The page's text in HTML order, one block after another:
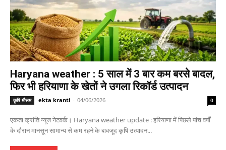
Haryana weather : 5 साल में 3 बार कम बरसे बादल,
फिर भी हरियाणा के खेतों ने उगला रिकॉर्ड उत्पादन
कृषि मौसम ekta kranti - 04/06/2026 0
एकता क्रांति न्यूज नेटवर्क। Haryana weather update : हरियाणा में पिछले पांच वर्षों
के दौरान मानसून सामान्य से कम रहने के बावजूद कृषि उत्पादन...